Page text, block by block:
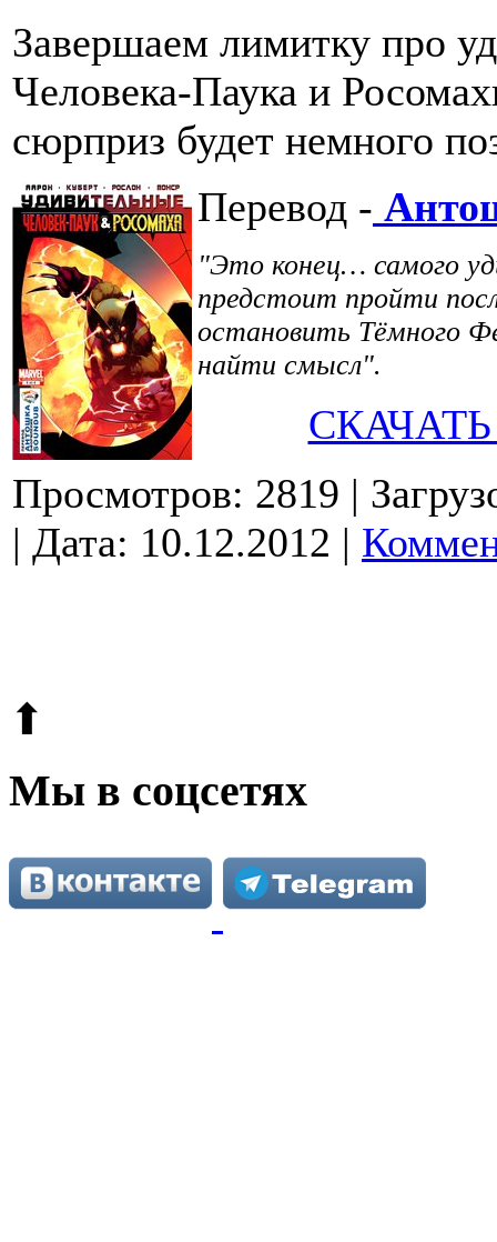
Завершаем лимитку про
Человека-Паука и
сюрприз будет немного
Перевод -
"Это конец… самого
предстоит пройти
остановить Тёмного
найти смысл".
Просмотров: 2819 |
| Дата: 10.12.2012 |
⬆
Мы в соцсетях